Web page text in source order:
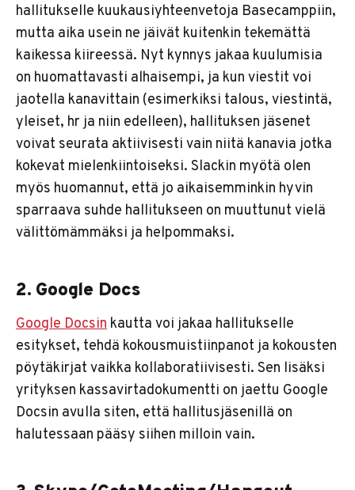
hallitukselle kuukausiyhteenvetoja Basecamppiin,
mutta aika usein ne jäivät kuitenkin tekemättä
kaikessa kiireessä. Nyt kynnys jakaa kuulumisia
on huomattavasti alhaisempi, ja kun viestit voi
jaotella kanavittain (esimerkiksi talous, viestintä,
yleiset, hr ja niin edelleen), hallituksen jäsenet
voivat seurata aktiivisesti vain niitä kanavia jotka
kokevat mielenkiintoiseksi. Slackin myötä olen
myös huomannut, että jo aikaisemminkin hyvin
sparraava suhde hallitukseen on muuttunut vielä
välittömämmäksi ja helpommaksi.
2. Google Docs
Google Docsin kautta voi jakaa hallitukselle
esitykset, tehdä kokousmuistiinpanot ja kokousten
pöytäkirjat vaikka kollaboratiivisesti. Sen lisäksi
yrityksen kassavirtadokumentti on jaettu Google
Docsin avulla siten, että hallitusjäsenillä on
halutessaan pääsy siihen milloin vain.